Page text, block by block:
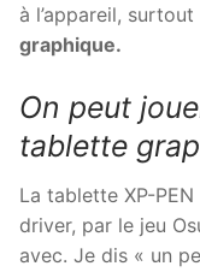
à l’appareil, surtout
graphique.
On peut
tablette
La tablette XP-
driver, par le jeu
avec. Je dis « un